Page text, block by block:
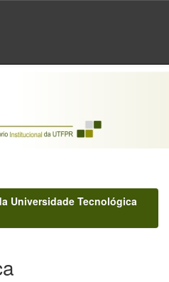
Universidade Tecnológica